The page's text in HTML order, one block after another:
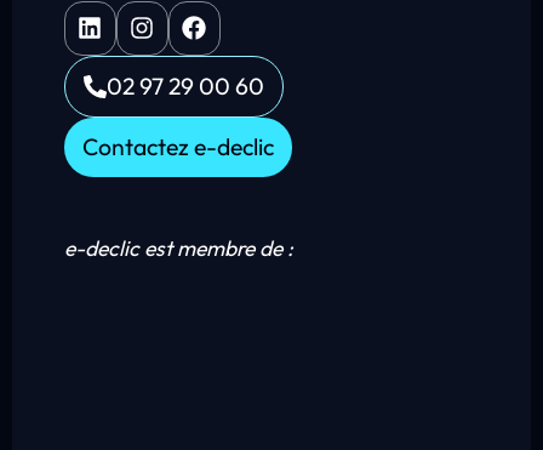
02 97 29 00 60
Contactez e-declic
e-declic est membre de :